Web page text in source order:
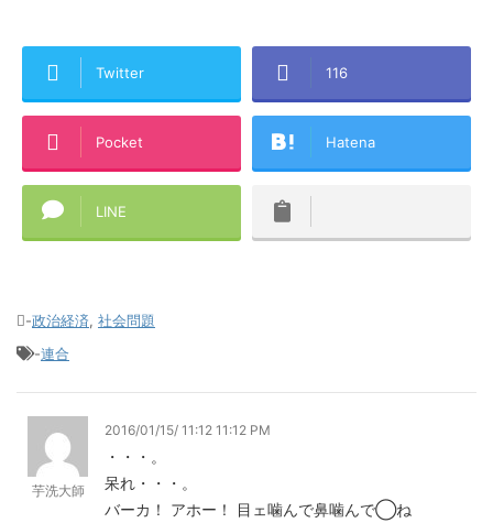
Twitter 116
Pocket Hatena
LINE
-政治経済, 社会問題
-連合
芋洗大師
2016/01/15/ 11:12 11:12 PM
・・・。
呆れ・・・。
バーカ！ アホー！ 目ェ噛んで鼻噛んで◯ね